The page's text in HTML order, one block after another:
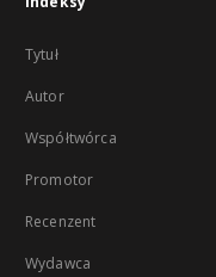
Tytuł
Autor
Współtwórca
Promotor
Recenzent
Wydawca